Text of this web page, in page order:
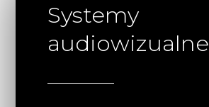
Systemy
audiowizualne